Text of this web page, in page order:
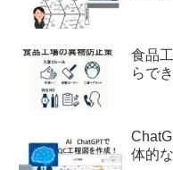
食品
らで
体的